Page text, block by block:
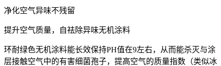
净化空气异味不残留
提升空气质量，自祛除异味无机涂料
环耐绿色无机涂料能长效保持PH值在9左右，从而能杀灭与涂
层接触空气中的有害细菌孢子，提高空气的质量指数（类似冰